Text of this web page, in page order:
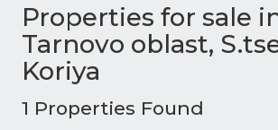
Properties for sale
Tarnovo oblast,
Koriya
1 Properties Found